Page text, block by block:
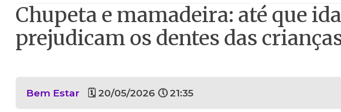
Chupeta e mamadeira: até que
prejudicam os dentes das
Bem Estar 🗓 20/05/2026 🕔 21:35